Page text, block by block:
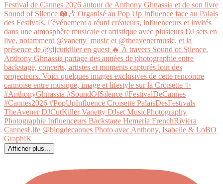
Afficher plus...